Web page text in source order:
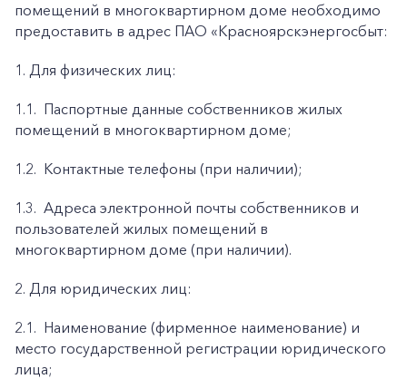
помещений в многоквартирном доме необходимо
предоставить в адрес ПАО «Красноярскэнергосбыт:
1. Для физических лиц:
1.1. Паспортные данные собственников жилых
помещений в многоквартирном доме;
1.2. Контактные телефоны (при наличии);
1.3. Адреса электронной почты собственников и
пользователей жилых помещений в
многоквартирном доме (при наличии).
2. Для юридических лиц:
2.1. Наименование (фирменное наименование) и
место государственной регистрации юридического
лица;